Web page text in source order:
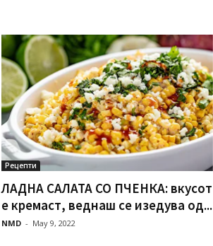
Рецепти
ЛАДНА САЛАТА СО ПЧЕНКА: вкусот
е кремаст, веднаш се изедува од...
NMD - May 9, 2022